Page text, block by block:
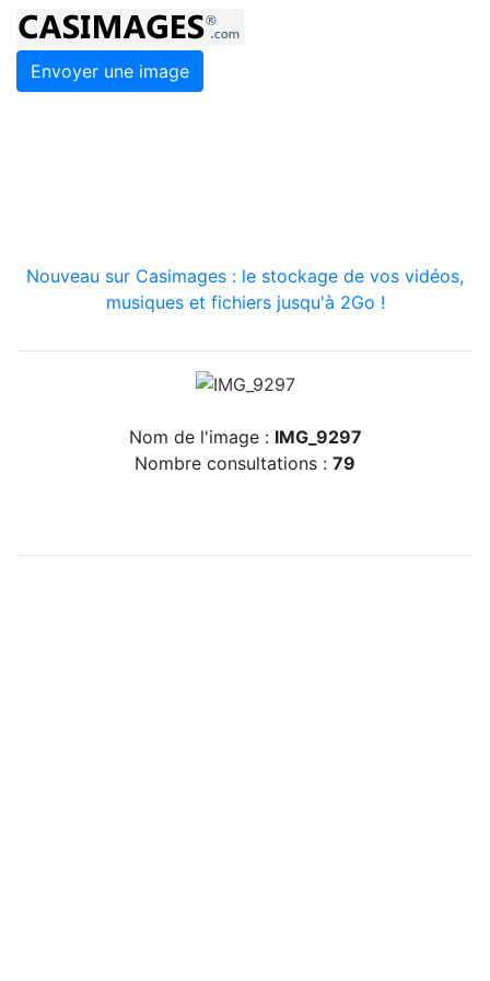
Envoyer une image
Nouveau sur Casimages : le stockage de vos vidéos,
musiques et fichiers jusqu'à 2Go !
Nom de l'image : IMG_9297
Nombre consultations : 79